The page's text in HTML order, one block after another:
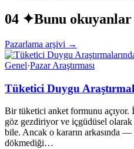
04 ✦Bunu okuyanlar
Pazarlama arşivi →
Genel·Pazar Araştırması
Tüketici Duygu
Bir tüketici anket formunu açıyor.
göz gezdiriyor ve içgüdüsel
bile. Ancak o kararın arkasında
dökmediği…